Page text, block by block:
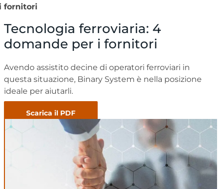
fornitori
Tecnologia ferroviaria: 4
domande per i fornitori
Avendo assistito decine di operatori ferroviari in
questa situazione, Binary System è nella posizione
ideale per aiutarli.
Scarica il PDF